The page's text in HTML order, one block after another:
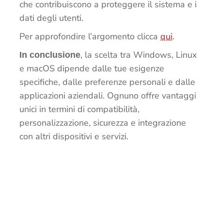
che contribuiscono a proteggere il sistema e i
dati degli utenti.
Per approfondire l’argomento clicca qui.
In conclusione, la scelta tra Windows, Linux
e macOS dipende dalle tue esigenze
specifiche, dalle preferenze personali e dalle
applicazioni aziendali. Ognuno offre vantaggi
unici in termini di compatibilità,
personalizzazione, sicurezza e integrazione
con altri dispositivi e servizi.